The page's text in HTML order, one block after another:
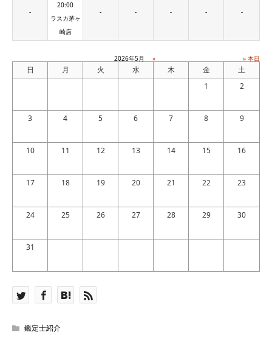
-
20:00
ラスカ茅ヶ
崎店
- - - - -
2026年5月 » » 本日
日 月 火 水 木 金
土
1
2
3 4 5 6 7 8 9
10 11 12 13 14 15 16
17 18 19 20 21 22 23
24 25 26 27 28 29 30
31
鑑定士紹介